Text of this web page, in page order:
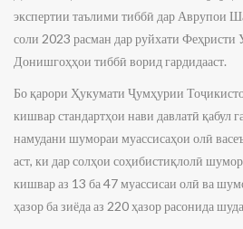
экспертии таълими тиббӣ дар Аврупои
соли 2023 расман дар руйхати
Донишгоҳҳои тиббӣ ворид гардидааст.
Бо қарори Ҳукумати Ҷумҳурии
кишвар стандартҳои нави давлатӣ қабул
намудани шумораи муассисаҳои олӣ
аст, ки дар солҳои соҳибистиқлолӣ
кишвар аз 13 ба 47 муассисаи олӣ ва
ҳазор ба зиёда аз 220 ҳазор расонида